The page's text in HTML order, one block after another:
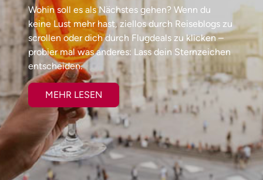
Wohin soll es als Nächstes gehen? Wenn du
keine Lust mehr hast, ziellos durch Reiseblogs zu
scrollen oder dich durch Flugdeals zu klicken –
probier mal was anderes: Lass dein Sternzeichen
entscheiden.
MEHR LESEN